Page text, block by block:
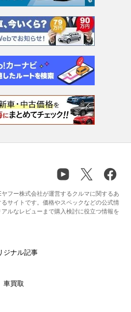
フー株式会社が運営するクルマに関するあ
サイトです。価格やスペックなどの公式情
ルなレビューまで購入検討に役立つ情報を
ジナル記事
車買取